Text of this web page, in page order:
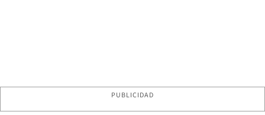
PUBLICIDAD